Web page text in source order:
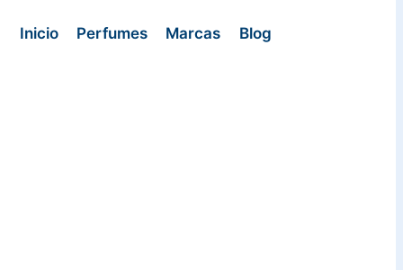
Inicio Perfumes Marcas Blog